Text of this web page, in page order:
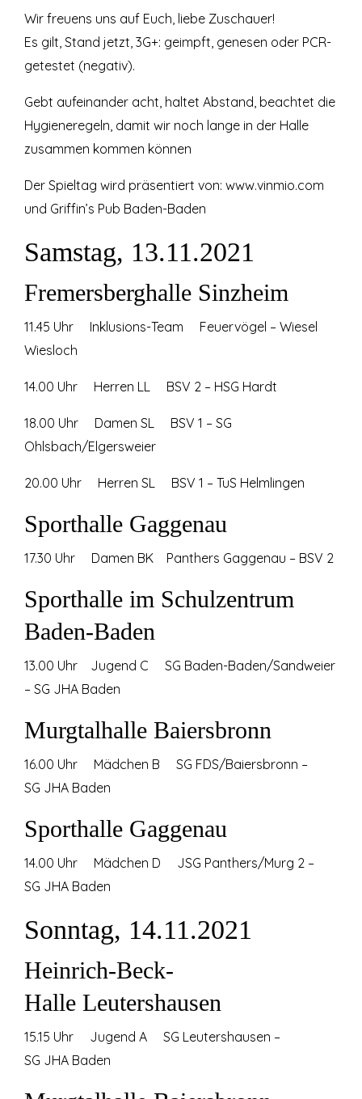
Wir freuens uns auf Euch, liebe Zuschauer!
Es gilt, Stand jetzt, 3G+: geimpft, genesen oder PCR-
getestet (negativ).
Gebt aufeinander acht, haltet Abstand, beachtet die
Hygieneregeln, damit wir noch lange in der Halle
zusammen kommen können
Der Spieltag wird präsentiert von: www.vinmio.com
und Griffin’s Pub Baden-Baden
Samstag, 13.11.2021
Fremersberghalle Sinzheim
11.45 Uhr Inklusions-Team Feuervögel – Wiesel
Wiesloch
14.00 Uhr Herren LL BSV 2 – HSG Hardt
18.00 Uhr Damen SL BSV 1 – SG
Ohlsbach/Elgersweier
20.00 Uhr Herren SL BSV 1 – TuS Helmlingen
Sporthalle Gaggenau
17.30 Uhr Damen BK Panthers Gaggenau – BSV 2
Sporthalle im Schulzentrum
Baden-Baden
13.00 Uhr Jugend C SG Baden-Baden/Sandweier
– SG JHA Baden
Murgtalhalle Baiersbronn
16.00 Uhr Mädchen B SG FDS/Baiersbronn –
SG JHA Baden
Sporthalle Gaggenau
14.00 Uhr Mädchen D JSG Panthers/Murg 2 –
SG JHA Baden
Sonntag, 14.11.2021
Heinrich-Beck-
Halle Leutershausen
15.15 Uhr Jugend A SG Leutershausen –
SG JHA Baden